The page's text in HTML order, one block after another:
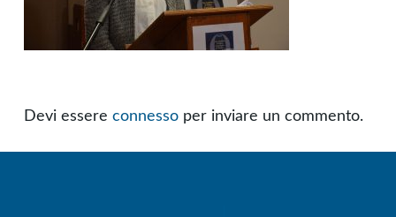
Devi essere connesso per inviare un commento.